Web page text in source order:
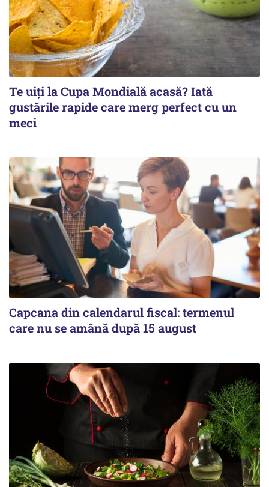
Te uiți la Cupa Mondială acasă? Iată
gustările rapide care merg perfect cu un
meci
Capcana din calendarul fiscal: termenul
care nu se amână după 15 august